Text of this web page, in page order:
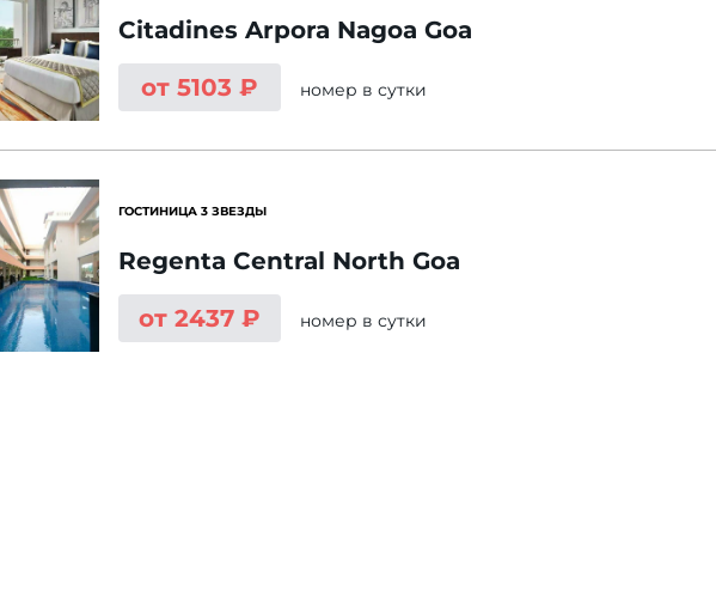
Citadines Arpora Nagoa Goa
от 5103 ₽
номер в сутки
ГОСТИНИЦА 3 ЗВЕЗДЫ
Regenta Central North Goa
от 2437 ₽
номер в сутки